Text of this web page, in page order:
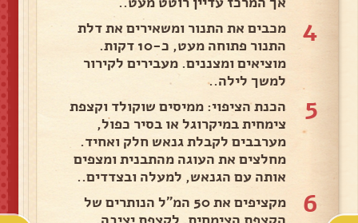
4
מכבים את התנור ומשאירים את דלת
התנור פתוחה מעט, כ-10 דקות.
מוציאים ומצננים. מעבירים לקירור
למשך לילה..
5
הכנת הציפוי: ממיסים שוקולד וקצפת
צימחית במיקרוגל או בסיר כפול,
מערבבים לקבלת גנאש חלק ואחיד.
מחלצים את העוגה מהתבנית ומצפים
אותה עם הגנאש, למעלה ובצדדים..
6
מקציפים את 50 המ"ל הנותרים של